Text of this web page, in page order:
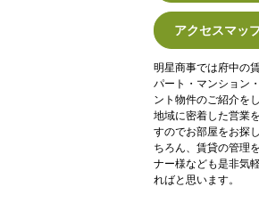
アクセスマッ
明星商事では府中の
パート・マンション
ント物件のご紹介を
地域に密着した営業
すのでお部屋をお探
ちろん、賃貸の管理
ナー様なども是非気
ればと思います。